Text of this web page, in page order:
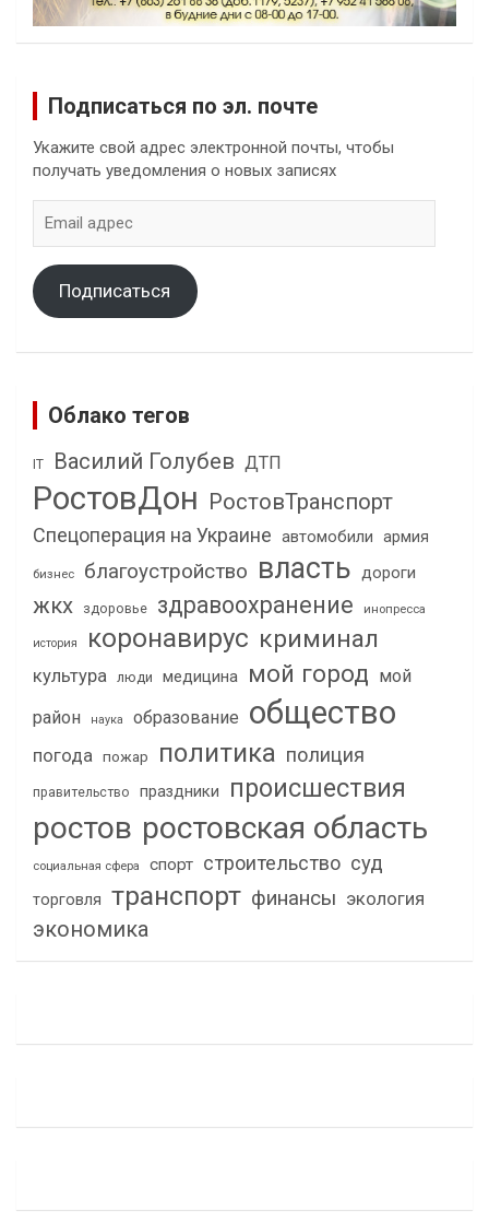
Подписаться по эл. почте
Укажите свой адрес электронной почты, чтобы
получать уведомления о новых записях
адрес
Подписаться
Облако тегов
IT Василий Голубев ДТП
РостовДон РостовТранспорт
Спецоперация на Украине автомобили армия
бизнес благоустройство власть дороги
жкх здоровье здравоохранение инопресса
история коронавирус криминал
культура люди медицина мой город мой
район
наука образование общество
погода пожар политика полиция
правительство праздники происшествия
ростов ростовская область
социальная сфера спорт строительство суд
торговля транспорт финансы экология
экономика